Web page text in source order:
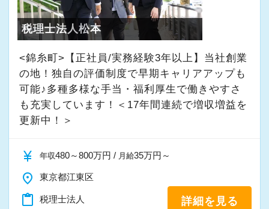
＼POINT／
【フラットな組織が自慢です！】
現在のメンバーは、代表を含めて４２名
２０代～５０代が１/４ずつ在籍する、バラン
スの良い組織です。
３０～５０代の女性が中心に活躍中☆
チームワークを大事にし、皆で楽しく働
けることを第一に考えています。
サポート上手な方、大歓迎です！
います。
ソフト未経験の方も、先輩職員が丁寧に
教えますので、ご安心ください！
（２）電話応対
各担当者への電話の取次をお願いしてお
ります。
お客様からの質問は、各担当がお答えし
ん。
（３）来客対応（お茶出し）
税理士法人松本
<錦糸町>【正社員/実務経験3年以上】当社創業
の地！独自の評価制度で早期キャリアアップも
可能♪多種多様な手当・福利厚生で働きやすさ
も充実しています！＜17年間連続で増収増益を
更新中！＞
currency_yen 年収480～800万円 / 月給35万円～
place 東京都江東区
content_paste 税理士法人 詳細を見る